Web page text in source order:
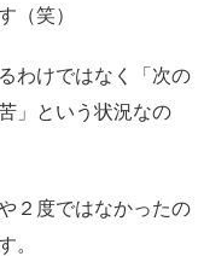
（笑）
わけではなく「次の
」という状況なの
２度ではなかったの
。